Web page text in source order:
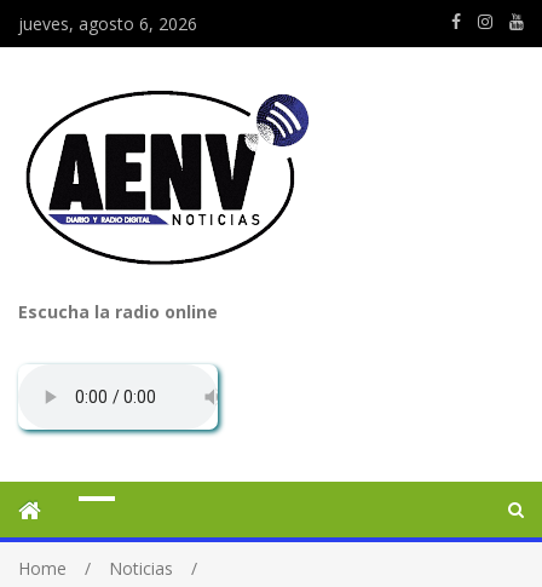
jueves, agosto 6, 2026
Escucha la radio online
Home
Noticias